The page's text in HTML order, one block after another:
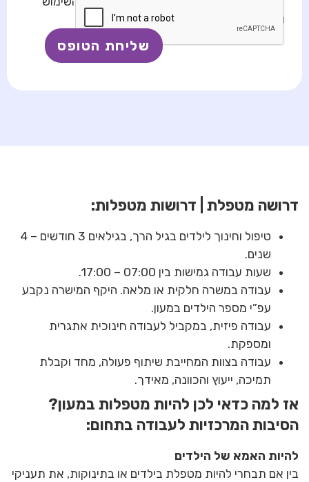
ומדיניות הפרטיות באתר
דרושה מטפלת | דרושות מטפלות:
טיפול וחינוך לילדים בגיל הרך, בגילאים 3 חודשים – 4
שנים.
שעות עבודה גמישות בין 07:00 – 17:00.
עבודה במשרה חלקית או מלאה. היקף המישרה נקבע
עפ”י מספר הילדים במעון.
עבודה פיזית, במקביל לעבודה חינוכית אתגרית
ומספקת.
עבודה בצוות המחייבת שיתוף פעולה, מחד וקבלת
תמיכה, ייעוץ והכוונה, מאידך.
אז למה כדאי לכן להיות מטפלות במעון?
הסיבות המרכזיות לעבודה בתחום:
להיות האמא של הילדים
בין אם תבחרי להיות מטפלת בילדים או בתינוקות, את תעניקי